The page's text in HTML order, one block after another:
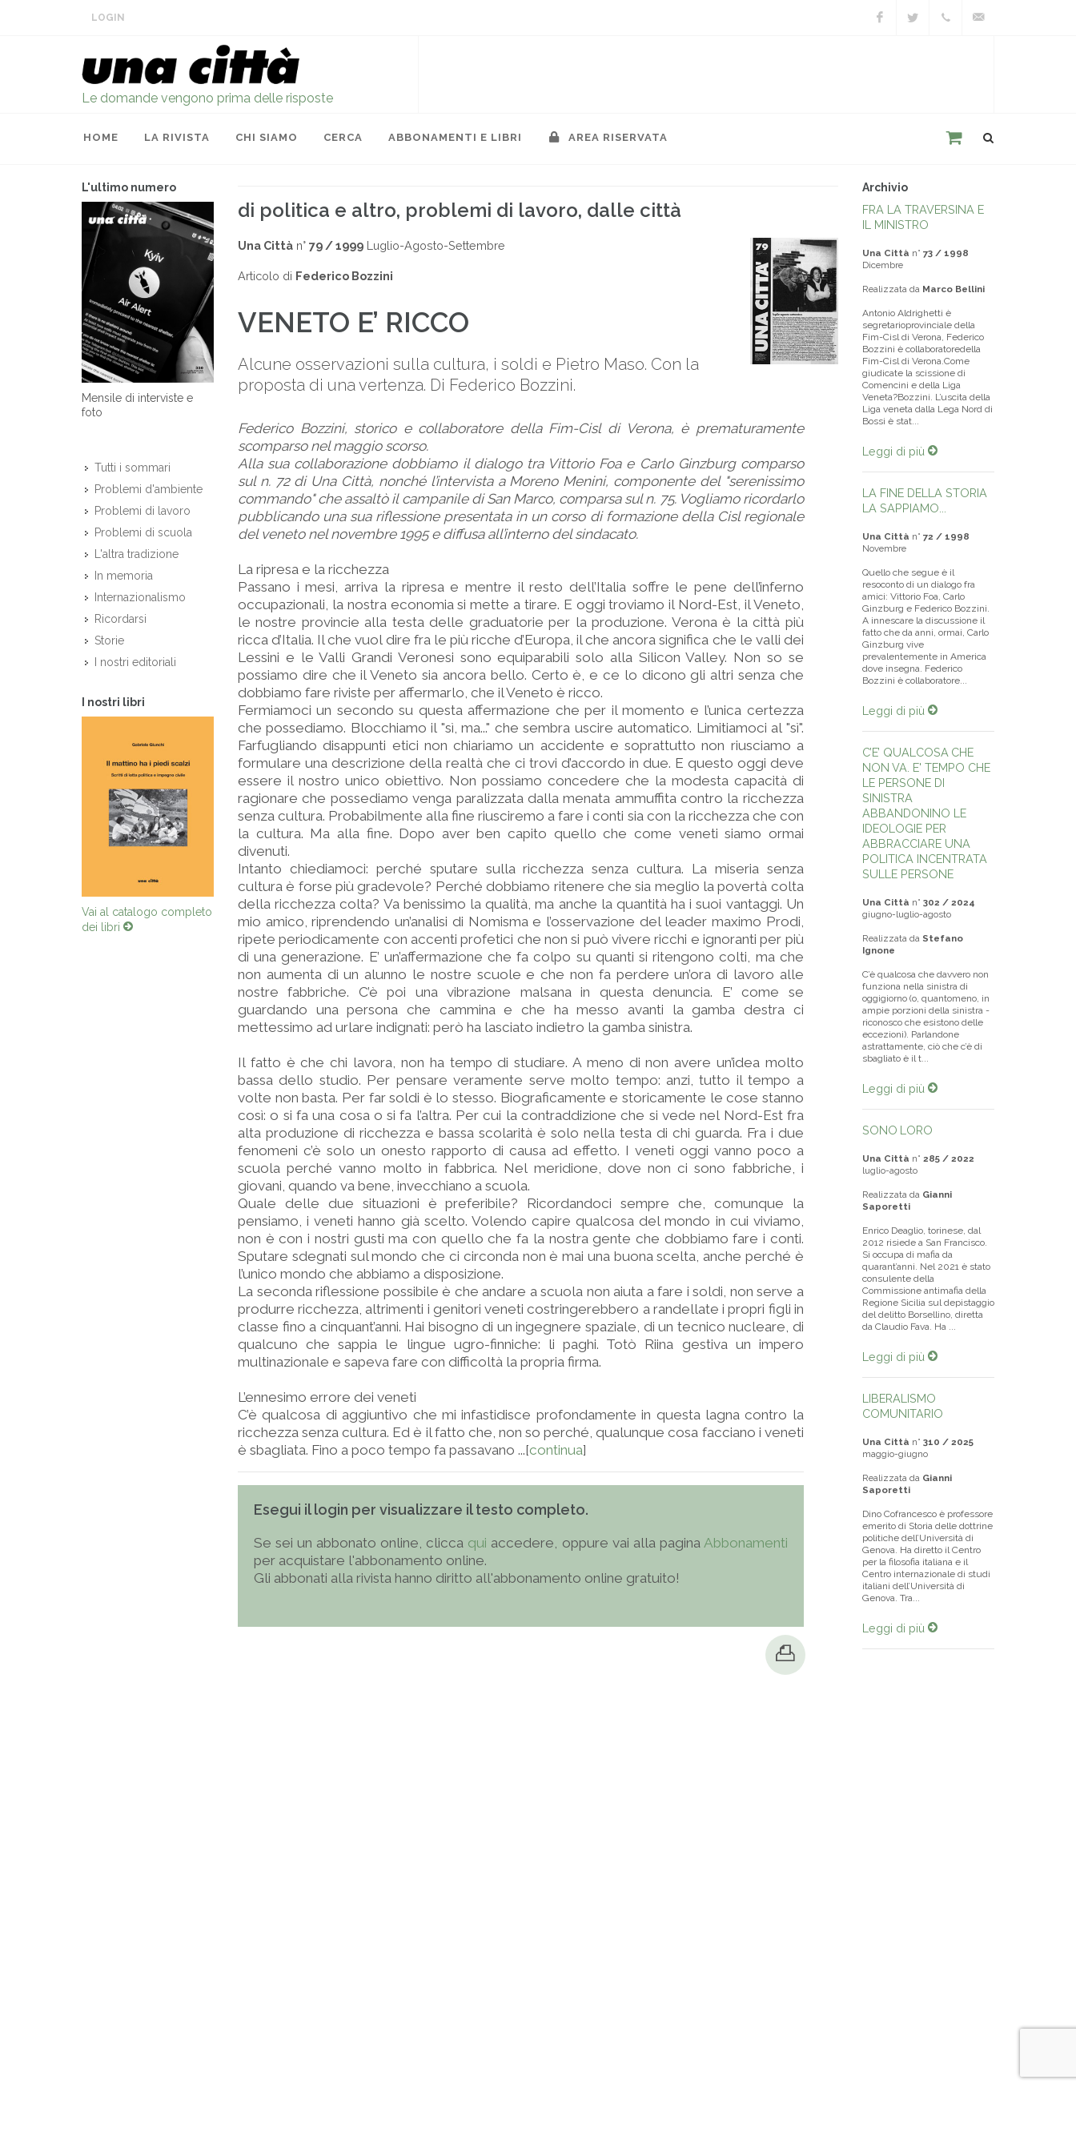
LOGIN
Le domande vengono prima delle risposte
HOME LA RIVISTA CHI SIAMO CERCA ABBONAMENTI E LIBRI AREA RISERVATA
L'ultimo numero
Mensile di interviste e
foto
Tutti i sommari
Problemi d'ambiente
Problemi di lavoro
Problemi di scuola
L'altra tradizione
In memoria
Internazionalismo
Ricordarsi
Storie
I nostri editoriali
I nostri libri
Vai al catalogo completo
dei libri
di politica e altro, problemi di lavoro, dalle città
Una Città n° 79 / 1999 Luglio-Agosto-Settembre
Articolo di Federico Bozzini
VENETO E’ RICCO
Alcune osservazioni sulla cultura, i soldi e Pietro Maso. Con la
proposta di una vertenza. Di Federico Bozzini.
Federico Bozzini, storico e collaboratore della Fim-Cisl di Verona, è prematuramente
scomparso nel maggio scorso.
Alla sua collaborazione dobbiamo il dialogo tra Vittorio Foa e Carlo Ginzburg comparso
sul n. 72 di Una Città, nonché l’intervista a Moreno Menini, componente del "serenissimo
commando" che assaltò il campanile di San Marco, comparsa sul n. 75. Vogliamo ricordarlo
pubblicando una sua riflessione presentata in un corso di formazione della Cisl regionale
del veneto nel novembre 1995 e diffusa all’interno del sindacato.
La ripresa e la ricchezza
Passano i mesi, arriva la ripresa e mentre il resto dell’Italia soffre le pene dell’inferno
occupazionali, la nostra economia si mette a tirare. E oggi troviamo il Nord-Est, il Veneto,
le nostre provincie alla testa delle graduatorie per la produzione. Verona è la città più
ricca d’Italia. Il che vuol dire fra le più ricche d’Europa, il che ancora significa che le valli dei
Lessini e le Valli Grandi Veronesi sono equiparabili solo alla Silicon Valley. Non so se
possiamo dire che il Veneto sia ancora bello. Certo è, e ce lo dicono gli altri senza che
dobbiamo fare riviste per affermarlo, che il Veneto è ricco.
Fermiamoci un secondo su questa affermazione che per il momento e l’unica certezza
che possediamo. Blocchiamo il "sì, ma..." che sembra uscire automatico. Limitiamoci al "sì".
Farfugliando disappunti etici non chiariamo un accidente e soprattutto non riusciamo a
formulare una descrizione della realtà che ci trovi d’accordo in due. E questo oggi deve
essere il nostro unico obiettivo. Non possiamo concedere che la modesta capacità di
ragionare che possediamo venga paralizzata dalla menata ammuffita contro la ricchezza
senza cultura. Probabilmente alla fine riusciremo a fare i conti sia con la ricchezza che con
la cultura. Ma alla fine. Dopo aver ben capito quello che come veneti siamo ormai
divenuti.
Intanto chiediamoci: perché sputare sulla ricchezza senza cultura. La miseria senza
cultura è forse più gradevole? Perché dobbiamo ritenere che sia meglio la povertà colta
della ricchezza colta? Va benissimo la qualità, ma anche la quantità ha i suoi vantaggi. Un
mio amico, riprendendo un’analisi di Nomisma e l’osservazione del leader maximo Prodi,
ripete periodicamente con accenti profetici che non si può vivere ricchi e ignoranti per più
di una generazione. E’ un’affermazione che fa colpo su quanti si ritengono colti, ma che
non aumenta di un alunno le nostre scuole e che non fa perdere un’ora di lavoro alle
nostre fabbriche. C’è poi una vibrazione malsana in questa denuncia. E’ come se
guardando una persona che cammina e che ha messo avanti la gamba destra ci
mettessimo ad urlare indignati: però ha lasciato indietro la gamba sinistra.
Il fatto è che chi lavora, non ha tempo di studiare. A meno di non avere un’idea molto
bassa dello studio. Per pensare veramente serve molto tempo: anzi, tutto il tempo a
volte non basta. Per far soldi è lo stesso. Biograficamente e storicamente le cose stanno
così: o si fa una cosa o si fa l’altra. Per cui la contraddizione che si vede nel Nord-Est fra
alta produzione di ricchezza e bassa scolarità è solo nella testa di chi guarda. Fra i due
fenomeni c’è solo un onesto rapporto di causa ad effetto. I veneti oggi vanno poco a
scuola perché vanno molto in fabbrica. Nel meridione, dove non ci sono fabbriche, i
giovani, quando va bene, invecchiano a scuola.
Quale delle due situazioni è preferibile? Ricordandoci sempre che, comunque la
pensiamo, i veneti hanno già scelto. Volendo capire qualcosa del mondo in cui viviamo,
non è con i nostri gusti ma con quello che fa la nostra gente che dobbiamo fare i conti.
Sputare sdegnati sul mondo che ci circonda non è mai una buona scelta, anche perché è
l’unico mondo che abbiamo a disposizione.
La seconda riflessione possibile è che andare a scuola non aiuta a fare i soldi, non serve a
produrre ricchezza, altrimenti i genitori veneti costringerebbero a randellate i propri figli in
classe fino a cinquant’anni. Hai bisogno di un ingegnere spaziale, di un tecnico nucleare, di
qualcuno che sappia le lingue ugro-finniche: li paghi. Totò Riina gestiva un impero
multinazionale e sapeva fare con difficoltà la propria firma.
L’ennesimo errore dei veneti
C’è qualcosa di aggiuntivo che mi infastidisce profondamente in questa lagna contro la
ricchezza senza cultura. Ed è il fatto che, non so perché, qualunque cosa facciano i veneti
è sbagliata. Fino a poco tempo fa passavano ...[continua]
Esegui il login per visualizzare il testo completo.
Se sei un abbonato online, clicca qui accedere, oppure vai alla pagina Abbonamenti
per acquistare l'abbonamento online.
Gli abbonati alla rivista hanno diritto all'abbonamento online gratuito!
Archivio
FRA LA TRAVERSINA E
IL MINISTRO
Una Città n° 73 / 1998
Dicembre
Realizzata da Marco Bellini
Antonio Aldrighetti è
segretarioprovinciale della
Fim-Cisl di Verona, Federico
Bozzini è collaboratoredella
Fim-Cisl di Verona.Come
giudicate la scissione di
Comencini e della Liga
Veneta?Bozzini. L’uscita della
Liga veneta dalla Lega Nord di
Bossi è stat...
Leggi di più
LA FINE DELLA STORIA
LA SAPPIAMO...
Una Città n° 72 / 1998
Novembre
Quello che segue è il
resoconto di un dialogo fra
amici: Vittorio Foa, Carlo
Ginzburg e Federico Bozzini.
A innescare la discussione il
fatto che da anni, ormai, Carlo
Ginzburg vive
prevalentemente in America
dove insegna. Federico
Bozzini è collaboratore...
Leggi di più
C’E’ QUALCOSA CHE
NON VA. E' TEMPO CHE
LE PERSONE DI
SINISTRA
ABBANDONINO LE
IDEOLOGIE PER
ABBRACCIARE UNA
POLITICA INCENTRATA
SULLE PERSONE
Una Città n° 302 / 2024
giugno-luglio-agosto
Realizzata da Stefano
Ignone
C’è qualcosa che davvero non
funziona nella sinistra di
oggigiorno (o, quantomeno, in
ampie porzioni della sinistra -
riconosco che esistono delle
eccezioni). Parlandone
astrattamente, ciò che c’è di
sbagliato è il t...
Leggi di più
SONO LORO
Una Città n° 285 / 2022
luglio-agosto
Realizzata da Gianni
Saporetti
Enrico Deaglio, torinese, dal
2012 risiede a San Francisco.
Si occupa di mafia da
quarant’anni. Nel 2021 è stato
consulente della
Commissione antimafia della
Regione Sicilia sul depistaggio
del delitto Borsellino, diretta
da Claudio Fava. Ha ...
Leggi di più
LIBERALISMO
COMUNITARIO
Una Città n° 310 / 2025
maggio-giugno
Realizzata da Gianni
Saporetti
Dino Cofrancesco è professore
emerito di Storia delle dottrine
politiche dell’Università di
Genova. Ha diretto il Centro
per la filosofia italiana e il
Centro internazionale di studi
italiani dell’Università di
Genova. Tra...
Leggi di più